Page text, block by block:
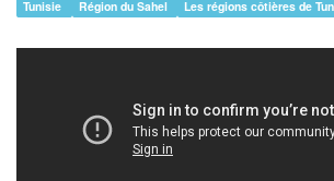
Tunisie Région du Sahel Les régions côtières de